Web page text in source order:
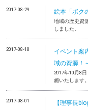
2017-08-29 絵本「ボク
地域の歴史資
しました。
2017-08-18
イベント案
域の資源！
2017年10月8
施いたします。
2017-08-01
【理事長